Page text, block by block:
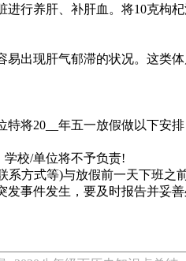
行养肝、补肝血。将10克枸
出现肝气郁滞的状况。这类
将20__年五一放假做以下安
校/单位将不予负责!
方式等)与放假前一天下班之
事件发生，要及时报告并妥